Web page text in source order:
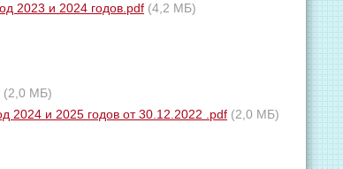
2023 и 2024 годов.pdf (4,2 МБ)
(2,0 МБ)
2024 и 2025 годов от 30.12.2022 .pdf (2,0 МБ)